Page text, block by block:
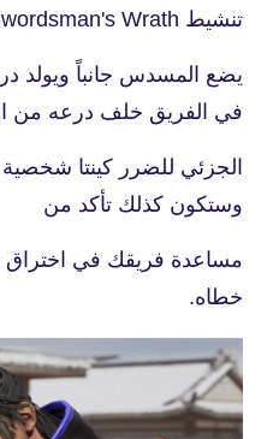
تنشيط Swordsman's Wrath
يضع المسدس جانباً ويولد
في الفريق خلف درعه من
الجزئي للضرر كينتا
وستكون كذلك تأكد من
مساعدة فريقك في اختراق
خطاه.